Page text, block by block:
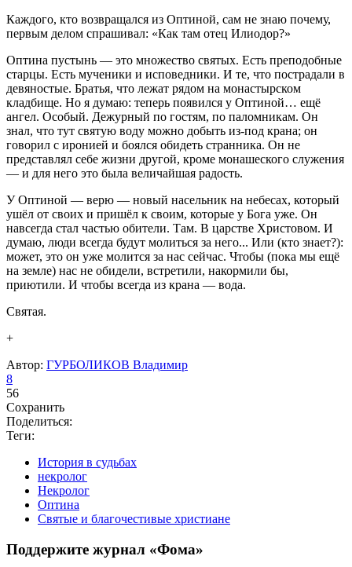
Каждого, кто возвращался из Оптиной, сам не знаю почему,
первым делом спрашивал: «Как там отец Илиодор?»
Оптина пустынь — это множество святых. Есть преподобные
старцы. Есть мученики и исповедники. И те, что пострадали в
девяностые. Братья, что лежат рядом на монастырском
кладбище. Но я думаю: теперь появился у Оптиной… ещё
ангел. Особый. Дежурный по гостям, по паломникам. Он
знал, что тут святую воду можно добыть из-под крана; он
говорил с иронией и боялся обидеть странника. Он не
представлял себе жизни другой, кроме монашеского служения
— и для него это была величайшая радость.
У Оптиной — верю — новый насельник на небесах, который
ушёл от своих и пришёл к своим, которые у Бога уже. Он
навсегда стал частью обители. Там. В царстве Христовом. И
думаю, люди всегда будут молиться за него... Или (кто знает?):
может, это он уже молится за нас сейчас. Чтобы (пока мы ещё
на земле) нас не обидели, встретили, накормили бы,
приютили. И чтобы всегда из крана — вода.
Святая.
+
Автор: ГУРБОЛИКОВ Владимир
8
56
Сохранить
Поделиться:
Теги:
История в судьбах
некролог
Некролог
Оптина
Святые и благочестивые христиане
Поддержите журнал «Фома»